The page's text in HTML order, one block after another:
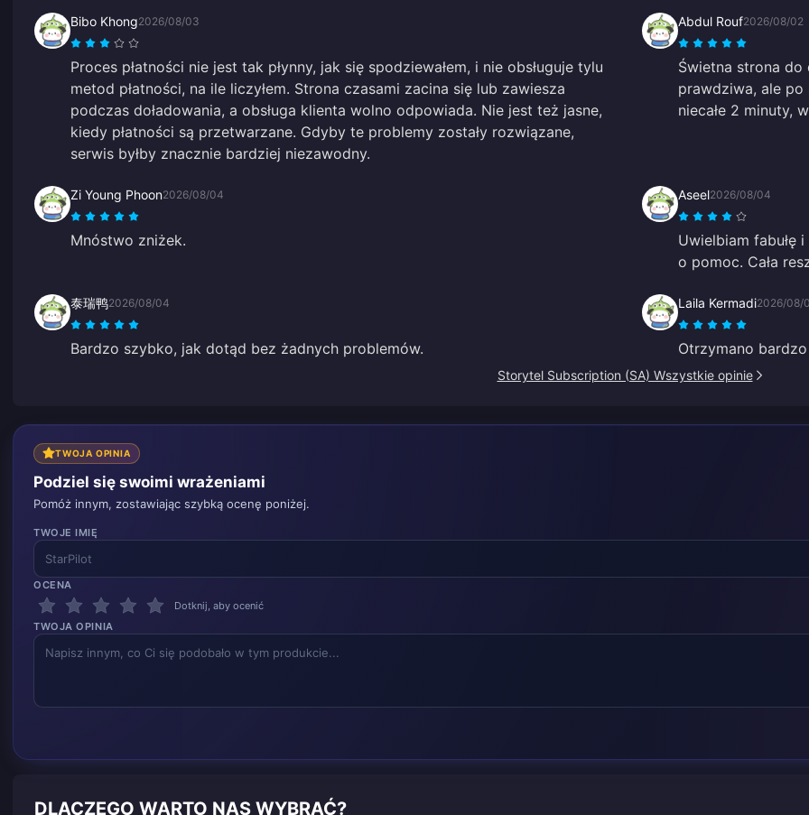
Bibo Khong2026/08/03
Proces płatności nie jest tak płynny, jak się spodziewałem, i nie obsługuje tylu
metod płatności, na ile liczyłem. Strona czasami zacina się lub zawiesza
podczas doładowania, a obsługa klienta wolno odpowiada. Nie jest też jasne,
kiedy płatności są przetwarzane. Gdyby te problemy zostały rozwiązane,
serwis byłby znacznie bardziej niezawodny.
Abdul Rouf2026/08/02
Świetna strona do
prawdziwa, ale po
niecałe 2 minuty,
Zi Young Phoon2026/08/04
Mnóstwo zniżek.
Aseel2026/08/04
Uwielbiam fabułę
o pomoc. Cała
泰瑞鸭2026/08/04
Bardzo szybko, jak dotąd bez żadnych problemów.
Laila Kermadi2026/08/
Otrzymano
Storytel Subscription (SA) Wszystkie opinie
TWOJA OPINIA
Podziel się swoimi wrażeniami
Pomóż innym, zostawiając szybką ocenę poniżej.
TWOJE IMIĘ
OCENA
Dotknij, aby ocenić
TWOJA OPINIA
DLACZEGO WARTO NAS WYBRAĆ?